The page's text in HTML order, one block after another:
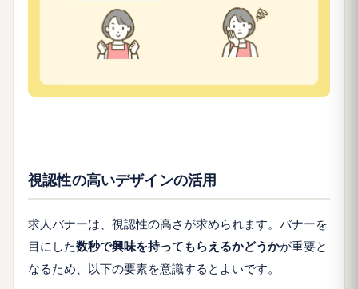
視認性の高いデザインの活用
求人バナーは、視認性の高さが求められます。バナーを
目にした数秒で興味を持ってもらえるかどうかが重要と
なるため、以下の要素を意識するとよいです。